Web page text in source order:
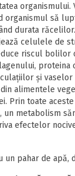
organismului.
organismul să
durata
celulele de
riscul bolilor
proteina
și
alimentele
Prin toate
un metabolism
efectelor
un pahar de apă,